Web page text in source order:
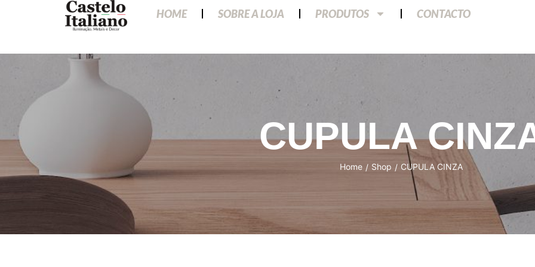
HOME SOBRE A LOJA PRODUTOS CONTACTO
CUPULA
Home / Shop / CUPULA CINZA